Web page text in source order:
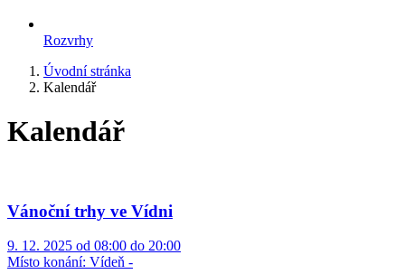
Rozvrhy
Úvodní stránka
Kalendář
Kalendář
Vánoční trhy ve Vídni
9. 12. 2025 od 08:00 do 20:00
Místo konání: Vídeň -